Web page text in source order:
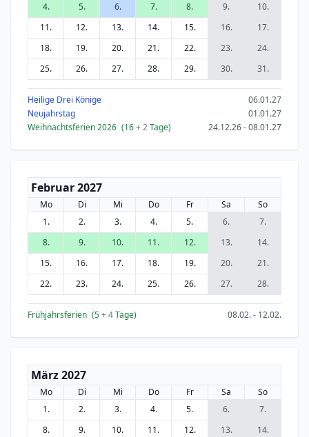
4.
5. 6. 7. 8. 9.
10.
11.
12. 13. 14. 15. 16.
17.
18.
19. 20. 21. 22. 23.
24.
25.
26. 27. 28. 29. 30. 31.
Heilige Drei Könige
06.01.27
Neujahrstag
01.01.27
Weihnachtsferien 2026 (16+ 2Tage) 24.12.26 - 08.01.27
Februar 2027
Mo Di Mi Do Fr Sa
So
1.
2. 3. 4. 5. 6.
7.
8.
9. 10. 11. 12. 13.
14.
15.
16. 17. 18. 19. 20.
21.
22.
23. 24. 25. 26. 27. 28.
Frühjahrsferien (5+ 4Tage) 08.02. - 12.02.
März 2027
Mo Di Mi Do Fr Sa
So
1.
2. 3. 4. 5. 6.
7.
8.
9. 10. 11. 12. 13.
14.